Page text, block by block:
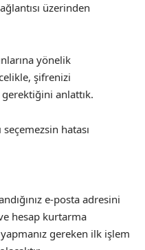
üzerinden
yönelik
şifrenizi
anlattık.
e-posta adresini
hesap kurtarma
gereken ilk işlem